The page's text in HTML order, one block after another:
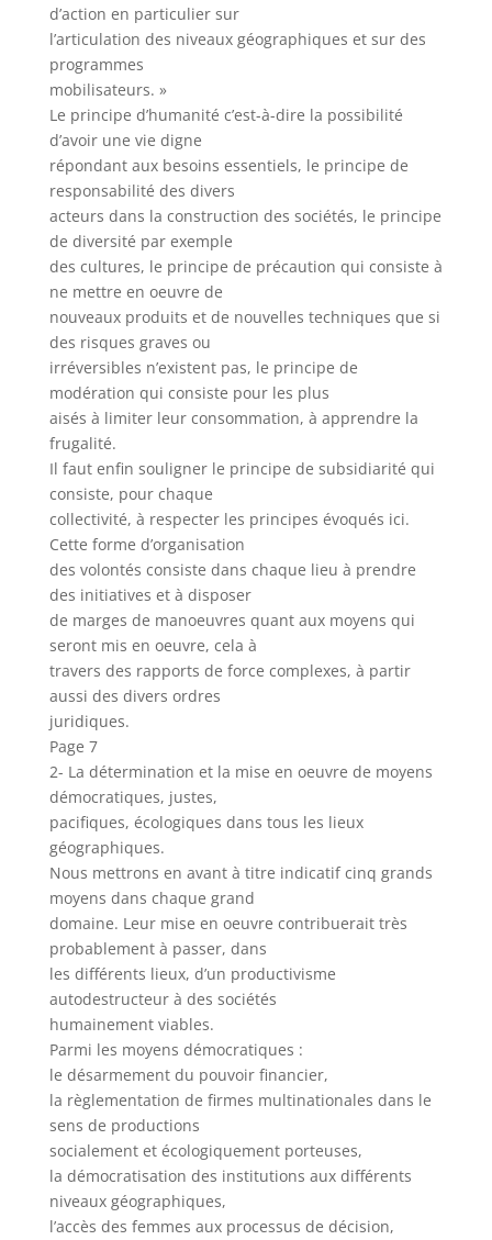
d’action en particulier sur
l’articulation des niveaux géographiques et sur des
programmes
mobilisateurs. »
Le principe d’humanité c’est-à-dire la possibilité
d’avoir une vie digne
répondant aux besoins essentiels, le principe de
responsabilité des divers
acteurs dans la construction des sociétés, le principe
de diversité par exemple
des cultures, le principe de précaution qui consiste à
ne mettre en oeuvre de
nouveaux produits et de nouvelles techniques que si
des risques graves ou
irréversibles n’existent pas, le principe de
modération qui consiste pour les plus
aisés à limiter leur consommation, à apprendre la
frugalité.
Il faut enfin souligner le principe de subsidiarité qui
consiste, pour chaque
collectivité, à respecter les principes évoqués ici.
Cette forme d’organisation
des volontés consiste dans chaque lieu à prendre
des initiatives et à disposer
de marges de manoeuvres quant aux moyens qui
seront mis en oeuvre, cela à
travers des rapports de force complexes, à partir
aussi des divers ordres
juridiques.
Page 7
2- La détermination et la mise en oeuvre de moyens
démocratiques, justes,
pacifiques, écologiques dans tous les lieux
géographiques.
Nous mettrons en avant à titre indicatif cinq grands
moyens dans chaque grand
domaine. Leur mise en oeuvre contribuerait très
probablement à passer, dans
les différents lieux, d’un productivisme
autodestructeur à des sociétés
humainement viables.
Parmi les moyens démocratiques :
le désarmement du pouvoir financier,
la règlementation de firmes multinationales dans le
sens de productions
socialement et écologiquement porteuses,
la démocratisation des institutions aux différents
niveaux géographiques,
l’accès des femmes aux processus de décision,